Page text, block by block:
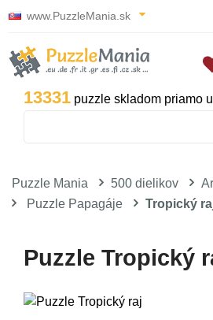
www.PuzzleMania.sk
13331 puzzle skladom priamo
Puzzle Mania 500 dielikov
Puzzle Papagáje
Tropický
Puzzle Tropický